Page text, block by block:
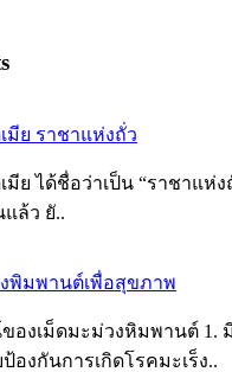
มีย ราชาแห่งถั่ว
มีย ได้ชื่อว่าเป็น “ราชาแห่ง
แล้ว ยั..
พิมพานต์เพื่อสุขภาพ
องเม็ดมะม่วงหิมพานต์ 1.
องกันการเกิดโรคมะเร็ง..